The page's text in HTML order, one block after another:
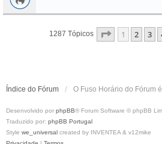
1287 Tópicos Página De
1 2 3
Índice do Fórum O Fuso Horário do Fórum é
Desenvolvido por phpBB® Forum Software © phpBB
Traduzido por: phpBB Portugal
Style we_universal created by INVENTEA & v12mike